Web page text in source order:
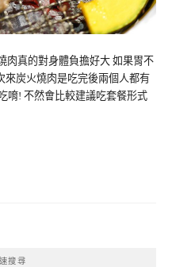
真的對身體負擔好大 如果胃不
來炭火燒肉是吃完後兩個人都有
唷! 不然會比較建議吃套餐形式
搜尋